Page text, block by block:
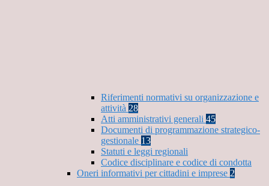
Riferimenti normativi su organizzazione e
attività 28
Atti amministrativi generali 45
Documenti di programmazione strategico-
gestionale 13
Statuti e leggi regionali
Codice disciplinare e codice di condotta
Oneri informativi per cittadini e imprese 2